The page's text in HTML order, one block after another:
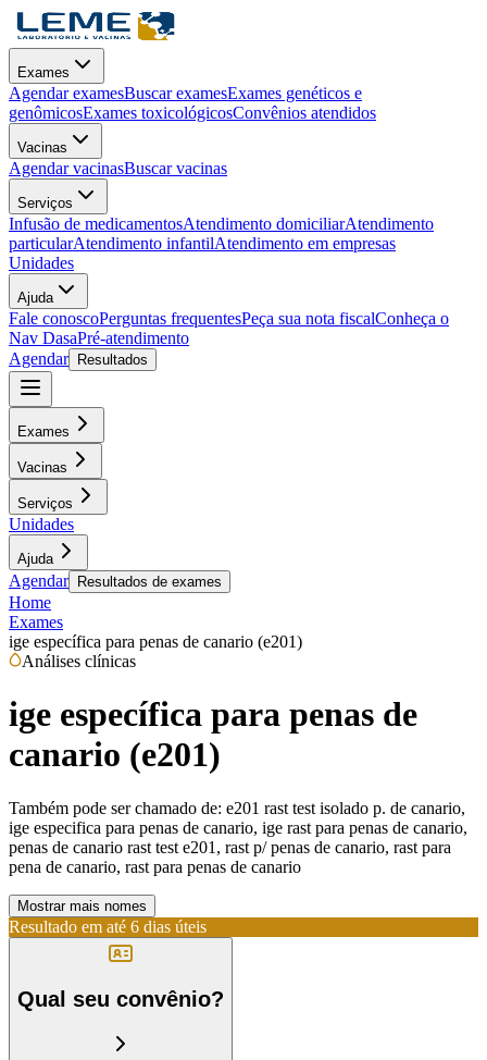
Exames
Agendar examesBuscar examesExames genéticos e
genômicosExames toxicológicosConvênios atendidos
Vacinas
Agendar vacinasBuscar vacinas
Serviços
Infusão de medicamentosAtendimento domiciliarAtendimento
particularAtendimento infantilAtendimento em empresas
Unidades
Ajuda
Fale conoscoPerguntas frequentesPeça sua nota fiscalConheça o
Nav DasaPré-atendimento
Agendar
Resultados
Exames
Vacinas
Serviços
Unidades
Ajuda
Agendar Resultados de exames
Home
Exames
ige específica para penas de canario (e201)
Análises clínicas
ige específica para penas de
canario (e201)
Também pode ser chamado de: e201 rast test isolado p. de canario,
ige especifica para penas de canario, ige rast para penas de canario,
penas de canario rast test e201, rast p/ penas de canario, rast para
pena de canario, rast para penas de canario
Mostrar mais nomes
Resultado em até 6 dias úteis
Qual seu convênio?